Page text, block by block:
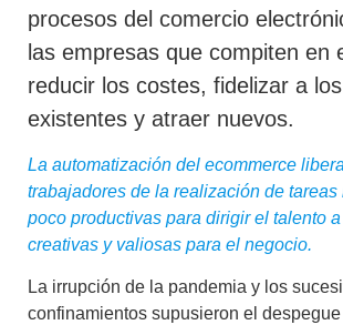
procesos del comercio
las empresas que compiten en
reducir los costes, fidelizar a
existentes y atraer nuevos.
La automatización del ecommerce
trabajadores de la realización de tareas
poco productivas para dirigir el talento
creativas y valiosas para el negocio.
La irrupción de la pandemia y los
confinamientos supusieron el despegue